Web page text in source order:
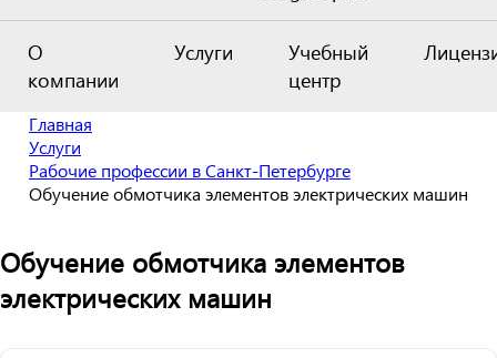
О
компании
Услуги
Учебный
центр
Главная
Услуги
Рабочие профессии в Санкт-Петербурге
Обучение обмотчика элементов электрических машин
Обучение обмотчика элементов
электрических машин